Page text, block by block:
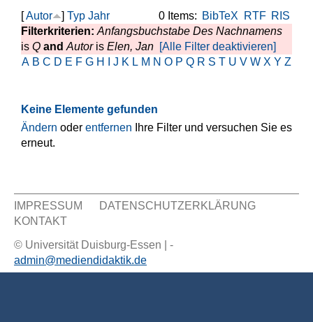
0 Items: BibTeX RTF RIS
[Autor ] Typ Jahr
Filterkriterien: Anfangsbuchstabe Des Nachnamens
is Q and Autoris Elen, Jan [Alle Filter deaktivieren]
A B C D E F G H J K L M N O P Q R S T U V W X Y Z
Keine Elemente gefunden
Ändern oder entfernen Ihre Filter und versuchen Sie es
erneut.
Sekundär Menü
IMPRESSUM
DATENSCHUTZERKLÄRUNG
KONTAKT
© Universität Duisburg-Essen | -
admin@mediendidaktik.de